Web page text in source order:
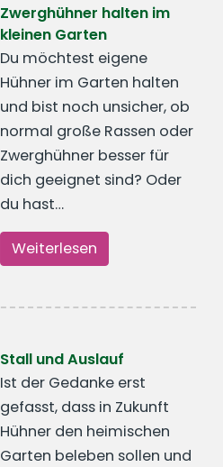
Zwerghühner halten im
kleinen Garten
Du möchtest eigene
Hühner im Garten halten
und bist noch unsicher, ob
normal große Rassen oder
Zwerghühner besser für
dich geeignet sind? Oder
du hast…
Weiterlesen
Stall und Auslauf
Ist der Gedanke erst
gefasst, dass in Zukunft
Hühner den heimischen
Garten beleben sollen und